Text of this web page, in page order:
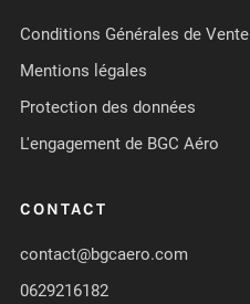
Conditions Générales de Vente
Mentions légales
Protection des données
L'engagement de BGC Aéro
CONTACT
contact@bgcaero.com
0629216182